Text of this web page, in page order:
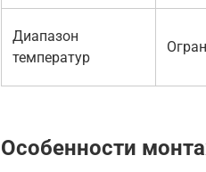
Диапазон
температур
Особенности